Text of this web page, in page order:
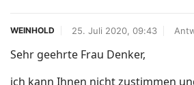
WEINHOLD 25. Juli 2020, 09:43
Sehr geehrte Frau Denker,
ich kann Ihnen nicht zustimmen